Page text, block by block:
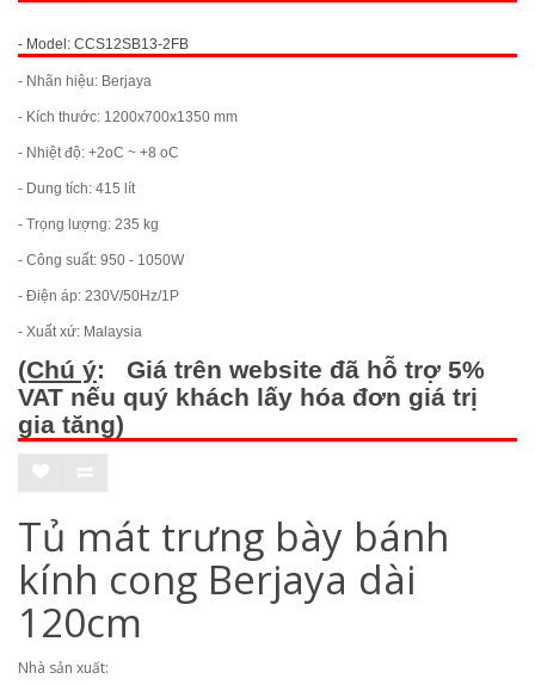
- Model: CCS12SB13-2FB
- Nhãn hiệu: Berjaya
- Kích thước: 1200x700x1350 mm
- Nhiệt độ: +2oC ~ +8 oC
- Dung tích: 415 lít
- Trọng lượng: 235 kg
- Công suất: 950 - 1050W
- Điện áp: 230V/50Hz/1P
- Xuất xứ: Malaysia
(Chú ý: Giá trên website đã hỗ trợ 5%
VAT nếu quý khách lấy hóa đơn giá trị
gia tăng)
Tủ mát trưng bày bánh
kính cong Berjaya dài
120cm
Nhà sản xuất: